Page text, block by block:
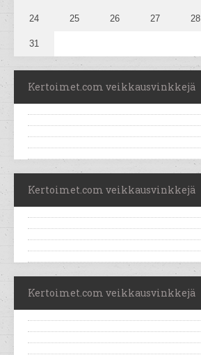
24 25 26 27 28
31
Kertoimet.com veikkausvinkkejä
Kertoimet.com veikkausvinkkejä
Kertoimet.com veikkausvinkkejä